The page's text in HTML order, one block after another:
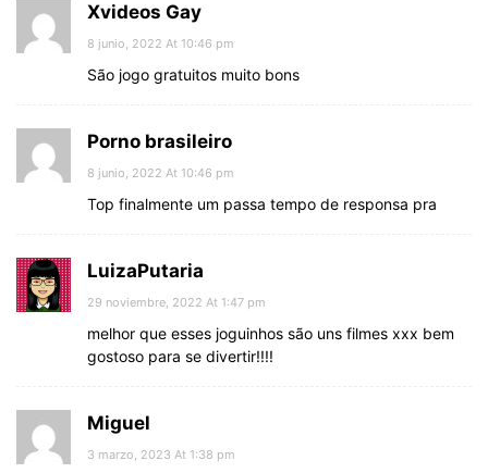
Xvideos Gay
8 junio, 2022 At 10:46 pm
São jogo gratuitos muito bons
Porno brasileiro
8 junio, 2022 At 10:46 pm
Top finalmente um passa tempo de responsa pra
LuizaPutaria
29 noviembre, 2022 At 1:47 pm
melhor que esses joguinhos são uns filmes xxx bem
gostoso para se divertir!!!!
Miguel
3 marzo, 2023 At 1:38 pm